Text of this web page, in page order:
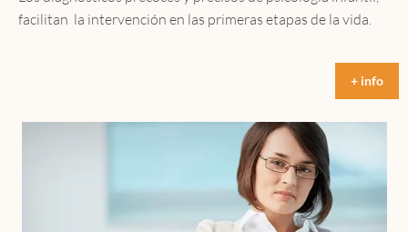
facilitan la intervención en las primeras etapas de la vida.
+ info